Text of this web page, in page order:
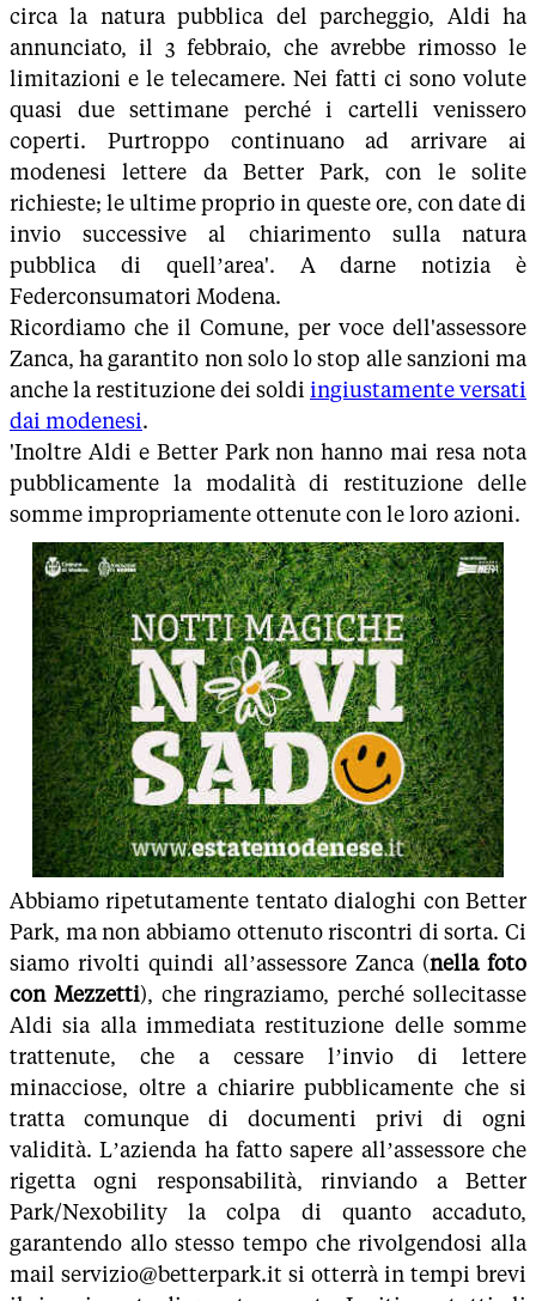
circa la natura pubblica del parcheggio, Aldi ha
annunciato, il 3 febbraio, che avrebbe rimosso le
limitazioni e le telecamere. Nei fatti ci sono volute
quasi due settimane perché i cartelli venissero
coperti. Purtroppo continuano ad arrivare ai
modenesi lettere da Better Park, con le solite
richieste; le ultime proprio in queste ore, con date di
invio successive al chiarimento sulla natura
pubblica di quell’area'. A darne notizia è
Federconsumatori Modena.
Ricordiamo che il Comune, per voce dell'assessore
Zanca, ha garantito non solo lo stop alle sanzioni ma
anche la restituzione dei soldi ingiustamente versati
dai modenesi.
'Inoltre Aldi e Better Park non hanno mai resa nota
pubblicamente la modalità di restituzione delle
somme impropriamente ottenute con le loro azioni.
Abbiamo ripetutamente tentato dialoghi con Better
Park, ma non abbiamo ottenuto riscontri di sorta. Ci
siamo rivolti quindi all’assessore Zanca (nella foto
con Mezzetti), che ringraziamo, perché sollecitasse
Aldi sia alla immediata restituzione delle somme
trattenute, che a cessare l’invio di lettere
minacciose, oltre a chiarire pubblicamente che si
tratta comunque di documenti privi di ogni
validità. L’azienda ha fatto sapere all’assessore che
rigetta ogni responsabilità, rinviando a Better
Park/Nexobility la colpa di quanto accaduto,
garantendo allo stesso tempo che rivolgendosi alla
mail servizio@betterpark.it si otterrà in tempi brevi